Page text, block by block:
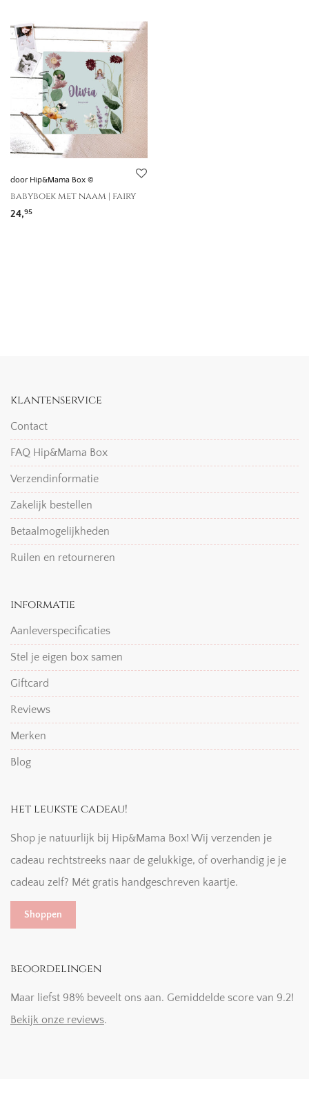
door Hip&Mama Box ©
babyboek met naam | fairy
24,95
klantenservice
Contact
FAQ Hip&Mama Box
Verzendinformatie
Zakelijk bestellen
Betaalmogelijkheden
Ruilen en retourneren
informatie
Aanleverspecificaties
Stel je eigen box samen
Giftcard
Reviews
Merken
Blog
het leukste cadeau!
Shop je natuurlijk bij Hip&Mama Box! Wij verzenden je
cadeau rechtstreeks naar de gelukkige, of overhandig je je
cadeau zelf? Mét gratis handgeschreven kaartje.
Shoppen
beoordelingen
Maar liefst 98% beveelt ons aan. Gemiddelde score van 9.2!
Bekijk onze reviews.